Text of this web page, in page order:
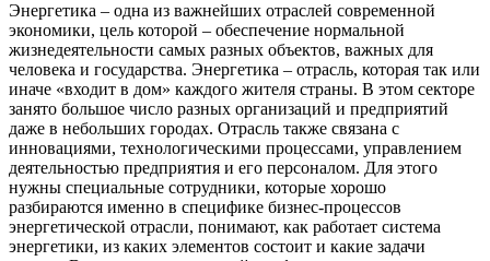
Энергетика – одна из важнейших отраслей современной
экономики, цель которой – обеспечение нормальной
жизнедеятельности самых разных объектов, важных для
человека и государства. Энергетика – отрасль, которая так или
иначе «входит в дом» каждого жителя страны. В этом секторе
занято большое число разных организаций и предприятий
даже в небольших городах. Отрасль также связана с
инновациями, технологическими процессами, управлением
деятельностью предприятия и его персоналом. Для этого
нужны специальные сотрудники, которые хорошо
разбираются именно в специфике бизнес-процессов
энергетической отрасли, понимают, как работает система
энергетики, из каких элементов состоит и какие задачи